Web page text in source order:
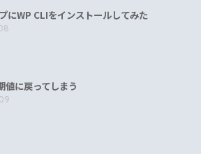
にWP CLIをインストールしてみた
値に戻ってしまう